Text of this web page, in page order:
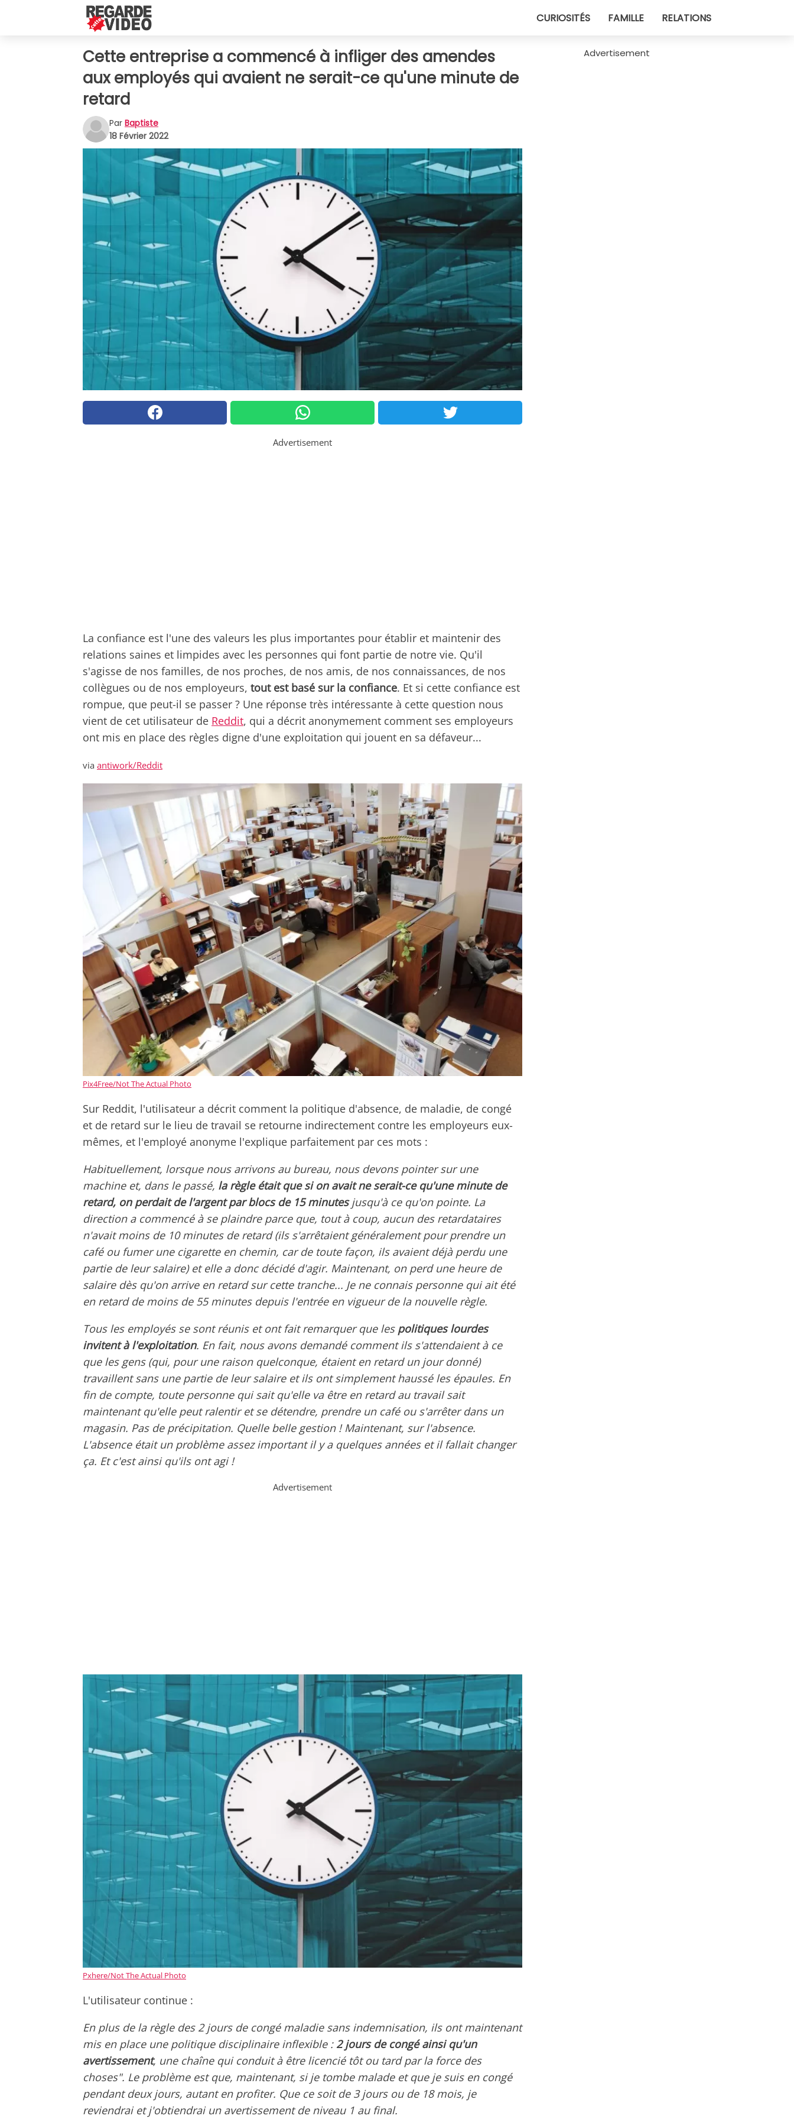
CURIOSITÉS FAMILLE RELATIONS
Cette entreprise a commencé à infliger des amendes
aux employés qui avaient ne serait-ce qu'une minute de
retard
Par Baptiste
18 Février 2022
Advertisement
La confiance est l'une des valeurs les plus importantes pour établir et maintenir des
relations saines et limpides avec les personnes qui font partie de notre vie. Qu'il
s'agisse de nos familles, de nos proches, de nos amis, de nos connaissances, de nos
collègues ou de nos employeurs, tout est basé sur la confiance. Et si cette confiance est
rompue, que peut-il se passer ? Une réponse très intéressante à cette question nous
vient de cet utilisateur de Reddit, qui a décrit anonymement comment ses employeurs
ont mis en place des règles digne d'une exploitation qui jouent en sa défaveur...
via antiwork/Reddit
Pix4Free/Not The Actual Photo
Sur Reddit, l'utilisateur a décrit comment la politique d'absence, de maladie, de congé
et de retard sur le lieu de travail se retourne indirectement contre les employeurs eux-
mêmes, et l'employé anonyme l'explique parfaitement par ces mots :
Habituellement, lorsque nous arrivons au bureau, nous devons pointer sur une
machine et, dans le passé, la règle était que si on avait ne serait-ce qu'une minute de
retard, on perdait de l'argent par blocs de 15 minutesjusqu'à ce qu'on pointe. La
direction a commencé à se plaindre parce que, tout à coup, aucun des retardataires
n'avait moins de 10 minutes de retard (ils s'arrêtaient généralement pour prendre un
café ou fumer une cigarette en chemin, car de toute façon, ils avaient déjà perdu une
partie de leur salaire) et elle a donc décidé d'agir. Maintenant, on perd une heure de
salaire dès qu'on arrive en retard sur cette tranche... Je ne connais personne qui ait été
en retard de moins de 55 minutes depuis l'entrée en vigueur de la nouvelle règle.
Tous les employés se sont réunis et ont fait remarquer que les politiques lourdes
invitent à l'exploitation. En fait, nous avons demandé comment ils s'attendaient à ce
que les gens (qui, pour une raison quelconque, étaient en retard un jour donné)
travaillent sans une partie de leur salaire et ils ont simplement haussé les épaules. En
fin de compte, toute personne qui sait qu'elle va être en retard au travail sait
maintenant qu'elle peut ralentir et se détendre, prendre un café ou s'arrêter dans un
magasin. Pas de précipitation. Quelle belle gestion ! Maintenant, sur l'absence.
L'absence était un problème assez important il y a quelques années et il fallait changer
ça. Et c'est ainsi qu'ils ont agi !
Advertisement
Pxhere/Not The Actual Photo
L'utilisateur continue :
En plus de la règle des 2 jours de congé maladie sans indemnisation, ils ont maintenant
mis en place une politique disciplinaire inflexible : 2 jours de congé ainsi qu'un
avertissement, une chaîne qui conduit à être licencié tôt ou tard par la force des
choses". Le problème est que, maintenant, si je tombe malade et que je suis en congé
pendant deux jours, autant en profiter. Que ce soit de 3 jours ou de 18 mois, je
reviendrai et j'obtiendrai un avertissement de niveau 1 au final.
Advertisement